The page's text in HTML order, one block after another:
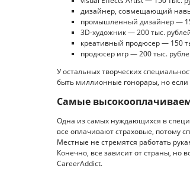
дизайнер, совмещающий
промышленный дизайнер —
3D-художник — 200 тыс.
креативный продюсер — 150
продюсер игр — 200 тыс.
У остальных творческих
быть миллионные гонорары, но если
Самые
Одна из самых нуждающихся в
все оплачивают страховые, потому
Местные не стремятся работать
Конечно, все зависит от страны, но
CareerAddict.